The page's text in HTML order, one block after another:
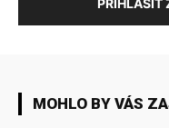
PŘIHLÁSIT
MOHLO BY VÁS